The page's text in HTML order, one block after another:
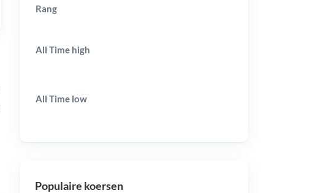
Rang
All Time high
All Time low
Populaire koersen